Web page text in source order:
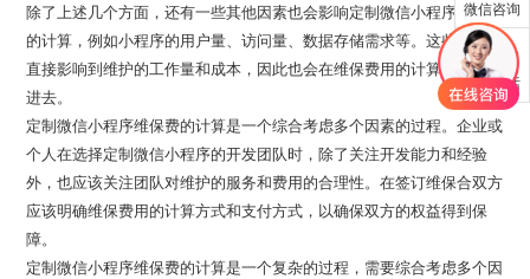
除了上述几个方面，还有一些其他因素也会影响定制微信小程序维保费
的计算，例如小程序的用户量、访问量、数据存储需求等。这些因素会
直接影响到维护的工作量和成本，因此也会在维保费用的计算中被考虑
进去。
定制微信小程序维保费的计算是一个综合考虑多个因素的过程。企业或
个人在选择定制微信小程序的开发团队时，除了关注开发能力和经验
外，也应该关注团队对维护的服务和费用的合理性。在签订维保合双方
应该明确维保费用的计算方式和支付方式，以确保双方的权益得到保
障。
定制微信小程序维保费的计算是一个复杂的过程，需要综合考虑多个因
微信咨询
联系电话